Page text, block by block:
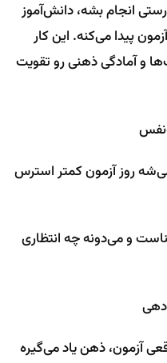
انجام بشه، دانش‌آموز
پیدا می‌کنه. این کار
و آمادگی ذهنی رو تقویت
روز آزمون کمتر استرس
و می‌دونه چه انتظاری
آزمون، ذهن یاد می‌گیره